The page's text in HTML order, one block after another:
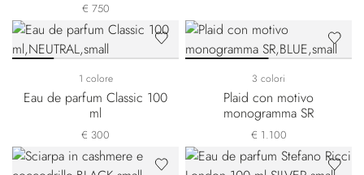
€ 750
1 colore
Eau de parfum Classic 100
ml
€ 300
3 colori
Plaid con motivo
monogramma SR
€ 1.100